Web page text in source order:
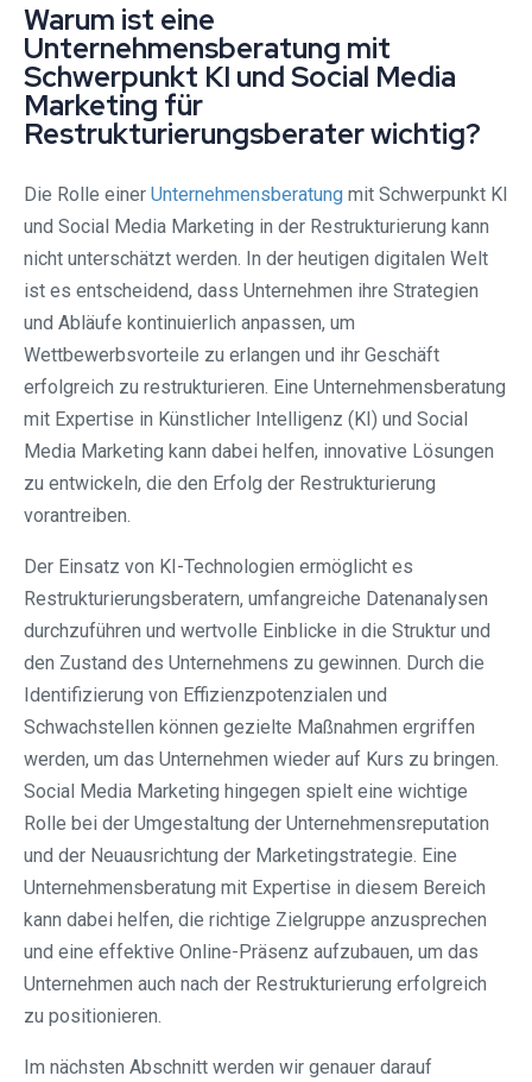
Warum ist eine
Unternehmensberatung mit
Schwerpunkt KI und Social Media
Marketing für
Restrukturierungsberater wichtig?
Die Rolle einer Unternehmensberatung mit Schwerpunkt KI
und Social Media Marketing in der Restrukturierung kann
nicht unterschätzt werden. In der heutigen digitalen Welt
ist es entscheidend, dass Unternehmen ihre Strategien
und Abläufe kontinuierlich anpassen, um
Wettbewerbsvorteile zu erlangen und ihr Geschäft
erfolgreich zu restrukturieren. Eine Unternehmensberatung
mit Expertise in Künstlicher Intelligenz (KI) und Social
Media Marketing kann dabei helfen, innovative Lösungen
zu entwickeln, die den Erfolg der Restrukturierung
vorantreiben.
Der Einsatz von KI-Technologien ermöglicht es
Restrukturierungsberatern, umfangreiche Datenanalysen
durchzuführen und wertvolle Einblicke in die Struktur und
den Zustand des Unternehmens zu gewinnen. Durch die
Identifizierung von Effizienzpotenzialen und
Schwachstellen können gezielte Maßnahmen ergriffen
werden, um das Unternehmen wieder auf Kurs zu bringen.
Social Media Marketing hingegen spielt eine wichtige
Rolle bei der Umgestaltung der Unternehmensreputation
und der Neuausrichtung der Marketingstrategie. Eine
Unternehmensberatung mit Expertise in diesem Bereich
kann dabei helfen, die richtige Zielgruppe anzusprechen
und eine effektive Online-Präsenz aufzubauen, um das
Unternehmen auch nach der Restrukturierung erfolgreich
zu positionieren.
Im nächsten Abschnitt werden wir genauer darauf